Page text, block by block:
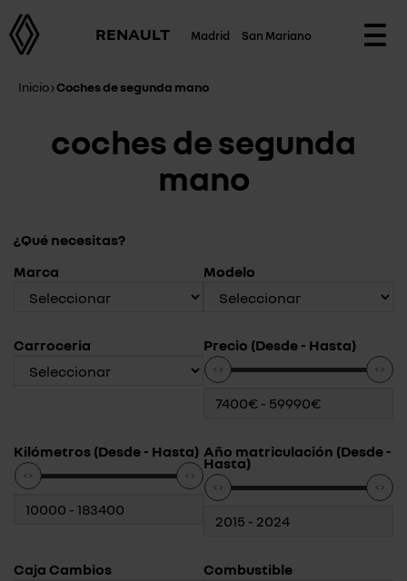
RENAULT Madrid San Mariano
Inicio›Coches de segunda mano
coches de segunda
mano
¿Qué necesitas?
Marca
Modelo
Carroceria Precio (Desde - Hasta)
Kilómetros (Desde - Hasta) Año matriculación (Desde -
Hasta)
Caja Cambios Combustible